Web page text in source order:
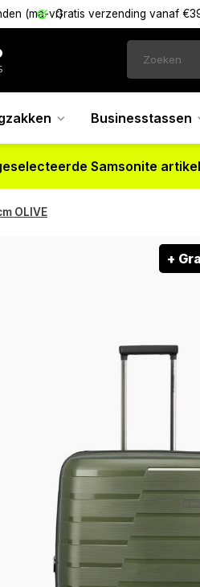
(ma-vr)Gratis verzending vanaf
Businesstassen
Samsonite
OLIVE
+